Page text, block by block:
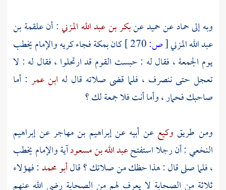
وبه إلىحمادعنحميدعنبكر بن عبد الله المزني: أنعلقمة بن
عبد الله المزني[ص: كانبمكةفجاء كريه والإمام يخطب
يوم الجمعة ، فقال له : حبست القوم قد ارتحلوا ، فقال له : لا
تعجل حتى ننصرف ، فلما قضى صلاته قال له ابن عمر : أما
صاحبك فحمار ، وأما أنت فلا جمعة لك ؟
ومن طريق وكيععن أبيه عنإبراهيم بن مهاجرعنإبراهيم
النخعي: أن رجلا استفتحعبد الله بن مسعودآية والإمام يخطب
، فلما صلى قال : هذا حظك من صلاتك ؟ قالأبو محمد: فهؤلاء
ثلاثة من الصحابة لا يعرف لهم من الصحابة رضي الله عنهم